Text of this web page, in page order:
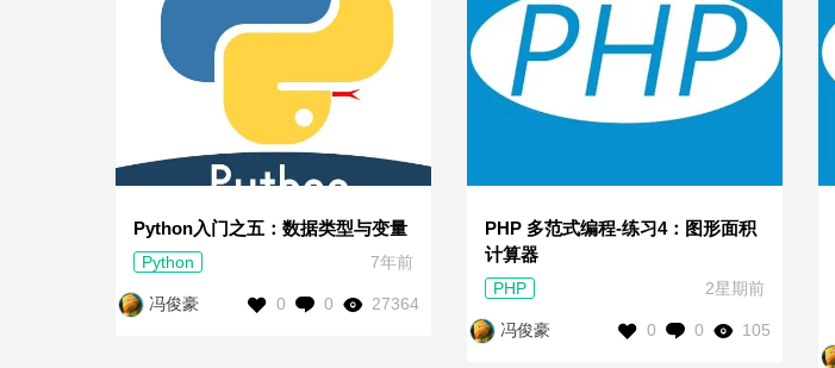
Python入门之五：数据类型与变量
Python 7年前
冯俊豪 27364
0
0
PHP 多范式编程-练习4：图形面积
计算器
PHP 2星期前
冯俊豪 105
0
0